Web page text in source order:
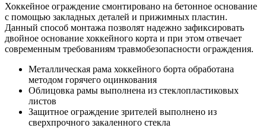
Хоккейное ограждение смонтировано на бетонное основание
с помощью закладных деталей и прижимных пластин.
Данный способ монтажа позволят надежно зафиксировать
двойное основание хоккейного корта и при этом отвечает
современным требованиям травмобезопасности ограждения.
Металлическая рама хоккейного борта обработана
методом горячего оцинкования
Облицовка рамы выполнена из стеклопластиковых
листов
Защитное ограждение зрителей выполнено из
сверхпрочного закаленного стекла